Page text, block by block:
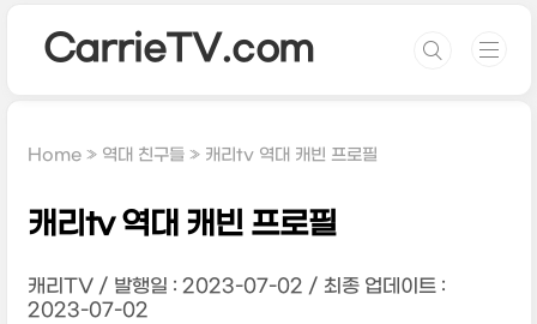
CarrieTV.com
Home 역대 친구들 캐리tv 역대 캐빈 프로필
캐리tv 역대 캐빈 프로필
캐리TV 발행일 : 2023-07-02
최종 업데이트 :
2023-07-02